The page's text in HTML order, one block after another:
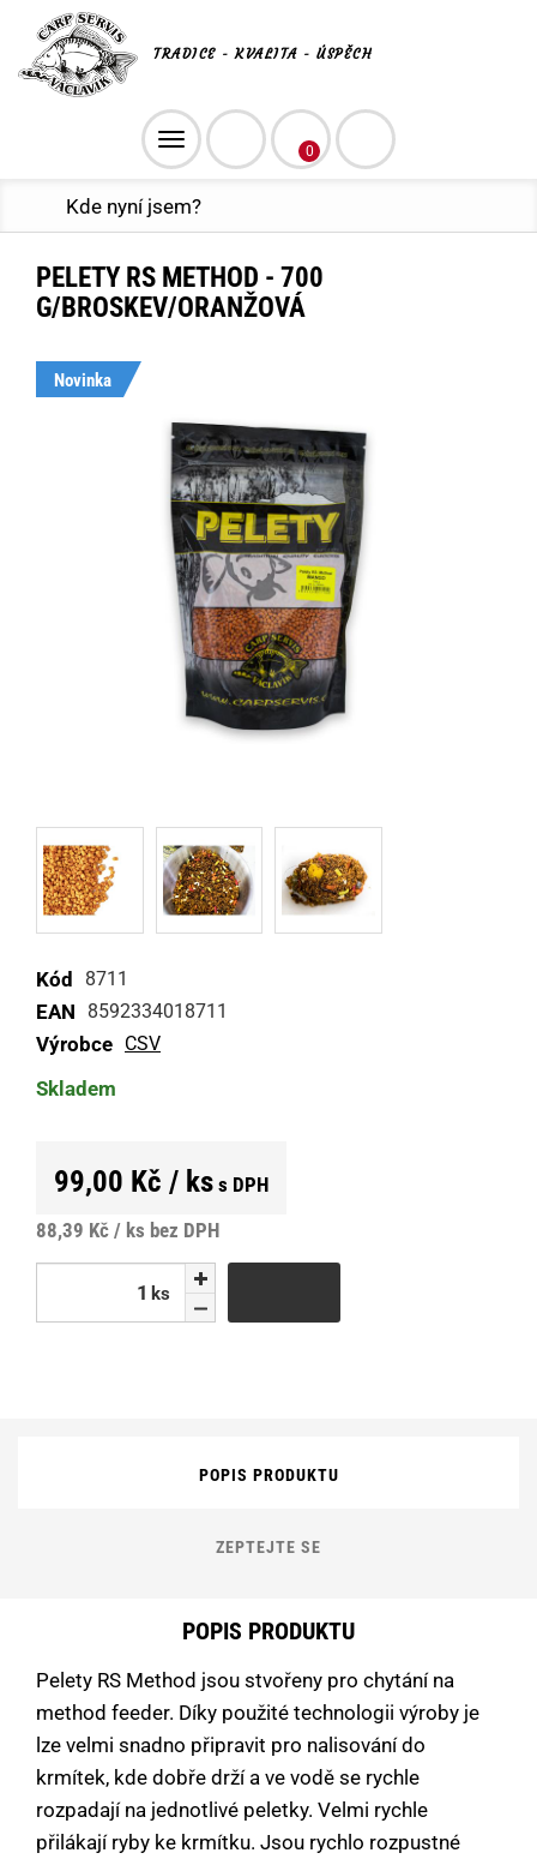
TRADICE - KVALITA - ÚSPĚCH
Toggle
navigation
0
Kde nyní jsem?
PELETY RS METHOD - 700
G/BROSKEV/ORANŽOVÁ
Novinka
Kód 8711
EAN 8592334018711
Výrobce CSV
Skladem
99,00 Kč / ks s DPH
88,39 Kč / ks bez DPH
ks
ks
POPIS PRODUKTU
ZEPTEJTE SE
POPIS PRODUKTU
Pelety RS Method jsou stvořeny pro chytání na
method feeder. Díky použité technologii výroby je
lze velmi snadno připravit pro nalisování do
krmítek, kde dobře drží a ve vodě se rychle
rozpadají na jednotlivé peletky. Velmi rychle
přilákají ryby ke krmítku. Jsou rychlo rozpustné